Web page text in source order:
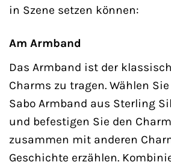
in Szene setzen können:
Am Armband
Das Armband ist der
Charms zu tragen. Wählen
Sabo Armband aus Sterling
und befestigen Sie den Charm
zusammen mit anderen
Geschichte erzählen.